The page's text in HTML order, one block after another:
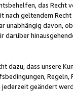
das
nach geltendem
unabhängig davon,
darüber
dazu, dass unsere
geändert